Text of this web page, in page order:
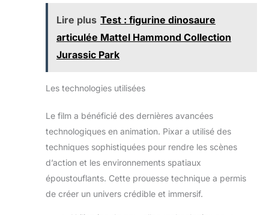
Lire plus Test : figurine dinosaure
articulée Mattel Hammond Collection
Jurassic Park
Les technologies utilisées
Le film a bénéficié des dernières avancées
technologiques en animation. Pixar a utilisé des
techniques sophistiquées pour rendre les scènes
d’action et les environnements spatiaux
époustouflants. Cette prouesse technique a permis
de créer un univers crédible et immersif.